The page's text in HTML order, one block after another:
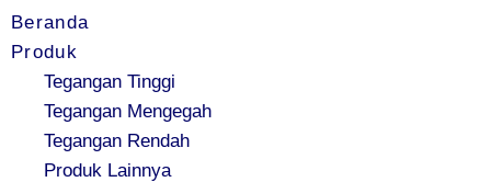
Beranda
Produk
Tegangan Tinggi
Tegangan Mengegah
Tegangan Rendah
Produk Lainnya